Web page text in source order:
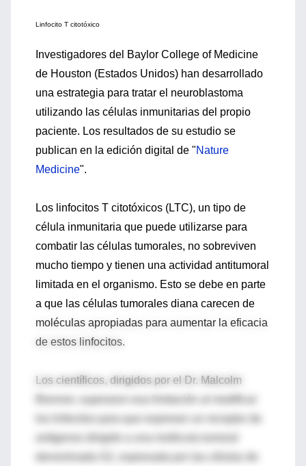
Linfocito T citotóxico
Investigadores del Baylor College of Medicine
de Houston (Estados Unidos) han desarrollado
una estrategia para tratar el neuroblastoma
utilizando las células inmunitarias del propio
paciente. Los resultados de su estudio se
publican en la edición digital de "Nature
Medicine".
Los linfocitos T citotóxicos (LTC), un tipo de
célula inmunitaria que puede utilizarse para
combatir las células tumorales, no sobreviven
mucho tiempo y tienen una actividad antitumoral
limitada en el organismo. Esto se debe en parte
a que las células tumorales diana carecen de
moléculas apropiadas para aumentar la eficacia
de estos linfocitos.
Los científicos, dirigidos por el Dr. Malcolm
Brenner, superaron esa limitación al modificar
antígenos dirigido a una molécula tumoral